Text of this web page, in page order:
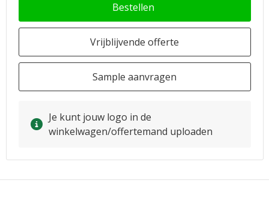
Bestellen
Vrijblijvende offerte
Sample aanvragen
Je kunt jouw logo in de
winkelwagen/offertemand uploaden